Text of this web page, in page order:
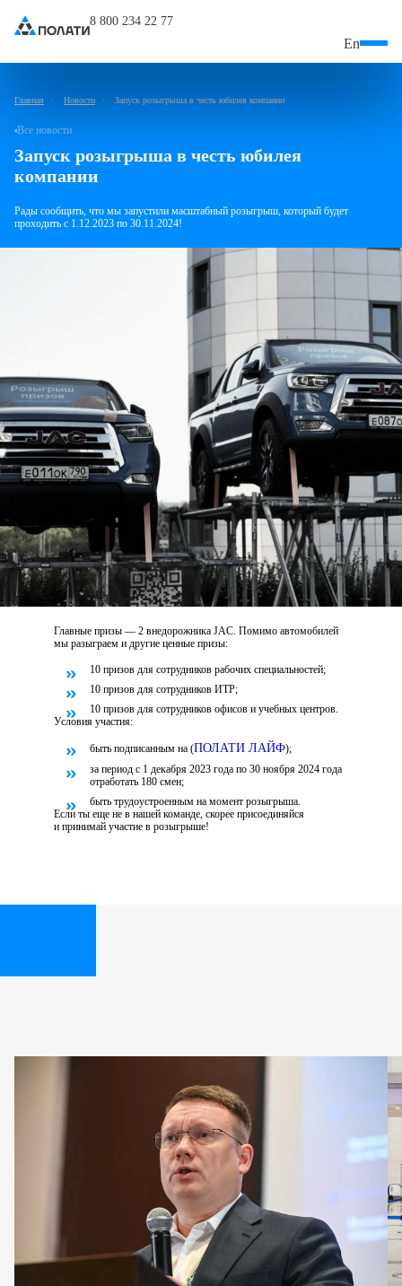
8 800 234 22 77
En
Главная Новости Запуск розыгрыша в честь юбилея компании
Все новости
Запуск розыгрыша в честь юбилея
компании
Рады сообщить, что мы запустили масштабный розыгрыш, который будет
проходить с 1.12.2023 по 30.11.2024!
Главные призы — 2 внедорожника JAC. Помимо автомобилей
мы разыграем и другие ценные призы:
10 призов для сотрудников рабочих специальностей;
10 призов для сотрудников ИТР;
10 призов для сотрудников офисов и учебных центров.
Условия участия:
быть подписанным на (ПОЛАТИ ЛАЙФ);
за период с 1 декабря 2023 года по 30 ноября 2024 года
отработать 180 смен;
быть трудоустроенным на момент розыгрыша.
Если ты еще не в нашей команде, скорее присоединяйся
и принимай участие в розыгрыше!